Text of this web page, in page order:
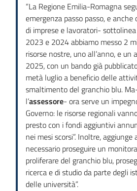
“La Regione Emilia-Romagna
emergenza passo passo, e
di imprese e lavoratori- sottolinea
2023 e 2024 abbiamo messo 2
risorse nostre, uno all’anno, e un
2025, con un bando già
metà luglio a beneficio delle
smaltimento del granchio blu.
l’assessore- ora serve un
Governo: le risorse regionali
presto con i fondi aggiuntivi
nei mesi scorsi”. Inoltre, aggiunge
necessario proseguire un
proliferare del granchio blu,
ricerca e di studio da parte degli
delle università”.